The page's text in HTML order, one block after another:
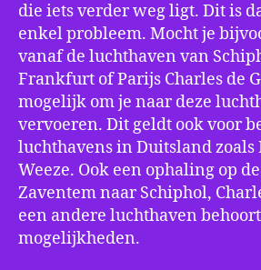
die iets verder weg ligt. Dit is
enkel probleem. Mocht je
vanaf de luchthaven van
Frankfurt of Parijs Charles de
mogelijk om je naar deze
vervoeren. Dit geldt ook voor
luchthavens in Duitsland zoals
Weeze. Ook een ophaling op
Zaventem naar Schiphol,
een andere luchthaven
mogelijkheden.